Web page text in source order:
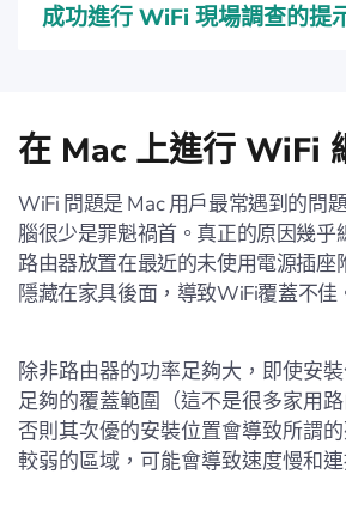
成功進行 WiFi 現場調查的提
在 Mac 上進行 WiFi
WiFi 問題是 Mac 用戶最常遇到的問
腦很少是罪魁禍首。真正的原因幾乎
路由器放置在最近的未使用電源插座
隱藏在家具後面，導致WiFi覆蓋不佳
除非路由器的功率足夠大，即使安
足夠的覆蓋範圍（這不是很多家用路
否則其次優的安裝位置會導致所謂
較弱的區域，可能會導致速度慢和連